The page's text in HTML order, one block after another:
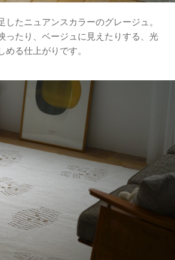
したニュアンスカラーのグレージュ。
ったり、ベージュに見えたりする、光
る仕上がりです。